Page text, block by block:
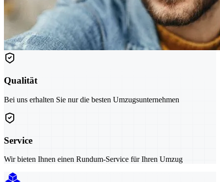
Qualität
Bei uns erhalten Sie nur die besten Umzugsunternehmen
Service
Wir bieten Ihnen einen Rundum-Service für Ihren Umzug